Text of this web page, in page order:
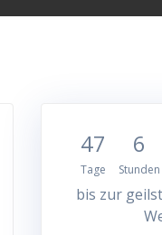
47
Tage
6
Stunden
bis zur